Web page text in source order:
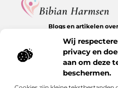
Wij
privacy en
aan om deze
beschermen.
Blogs en artikelen
waardevolle inzichten
Bericht categorie